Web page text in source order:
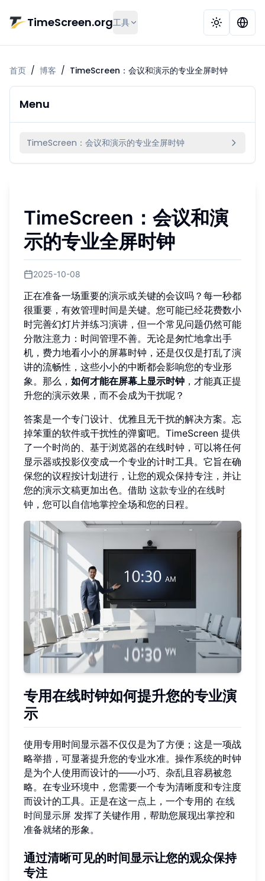
TimeScreen.org工具
首页 / 博客 / TimeScreen：会议和演示的专业全屏时钟
Menu
TimeScreen：会议和演示的专业全屏时钟
TimeScreen：会议和演
示的专业全屏时钟
2025-10-08
正在准备一场重要的演示或关键的会议吗？每一秒都
很重要，有效管理时间是关键。您可能已经花费数小
时完善幻灯片并练习演讲，但一个常见问题仍然可能
分散注意力：时间管理不善。无论是匆忙地拿出手
机，费力地看小小的屏幕时钟，还是仅仅是打乱了演
讲的流畅性，这些小小的中断都会影响您的专业形
象。那么， 如何才能在屏幕上显示时钟 ，才能真正提
升您的演示效果，而不会成为干扰呢？
答案是一个专门设计、优雅且无干扰的解决方案。忘
掉笨重的软件或干扰性的弹窗吧。TimeScreen 提供
了一个时尚的、基于浏览器的在线时钟，可以将任何
显示器或投影仪变成一个专业的计时工具。它旨在确
保您的议程按计划进行，让您的观众保持专注，并让
您的演示文稿更加出色。借助 这款专业的在线时
钟 ，您可以自信地掌控全场和您的日程。
专用在线时钟如何提升您的专业演
示
使用专用时间显示器不仅仅是为了方便；这是一项战
略举措，可显著提升您的专业水准。操作系统的时钟
是为个人使用而设计的——小巧、杂乱且容易被忽
略。在专业环境中，您需要一个专为清晰度和专注度
而设计的工具。正是在这一点上，一个专用的 在线
时间显示屏 发挥了关键作用，帮助您展现出掌控和
准备就绪的形象。
通过清晰可见的时间显示让您的观众保持
专注